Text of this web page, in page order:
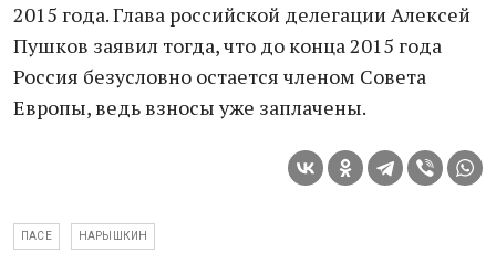
2015 года. Глава российской делегации Алексей
Пушков заявил тогда, что до конца 2015 года
Россия безусловно остается членом Совета
Европы, ведь взносы уже заплачены.
ПАСЕ НАРЫШКИН